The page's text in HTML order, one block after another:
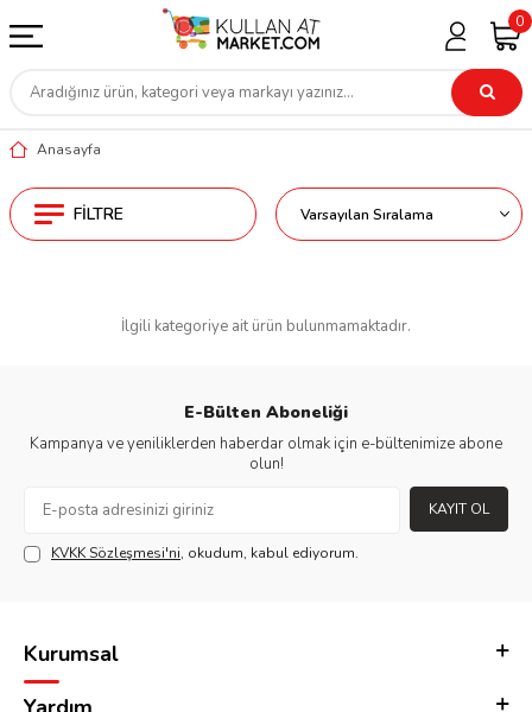
0
Anasayfa
FILTRE
İlgili kategoriye ait ürün bulunmamaktadır.
E-Bülten Aboneliği
Kampanya ve yeniliklerden haberdar olmak için e-bültenimize abone
olun!
KAYIT OL
KVKK Sözleşmesi'ni, okudum, kabul ediyorum.
Kurumsal